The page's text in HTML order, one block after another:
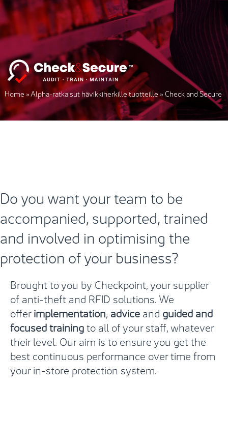
Home »Alpha-ratkaisut hävikkiherkille tuotteille»Check and Secure
Do you want your team to be
accompanied, supported, trained
and involved in optimising the
protection of your business?
Brought to you by Checkpoint, your supplier
of anti-theft and RFID solutions.We
offerimplementation, adviceand guided and
focused trainingto all of yourstaff, whatever
their level. Our aim is to ensure you get the
best continuous performance over time from
your in-store protection system.